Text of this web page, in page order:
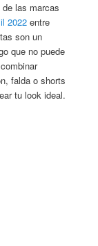
las marcas
2022 entre
son un
que no puede
falda o shorts
tu look ideal.